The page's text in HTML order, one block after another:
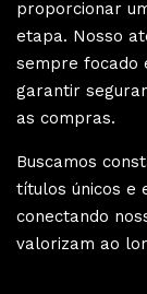
proporcionar
etapa. Nosso
sempre focado
garantir
as compras.
Buscamos
títulos únicos e
conectando
valorizam ao